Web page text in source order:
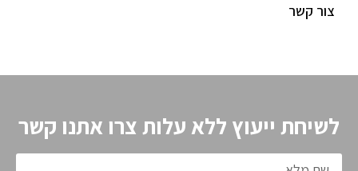
צור קשר
לשיחת ייעוץ ללא עלות צרו אתנו קשר